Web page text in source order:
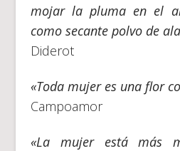
mojar la pluma en el
como secante polvo de
Diderot
«Toda mujer es una flor
Campoamor
«La mujer está más